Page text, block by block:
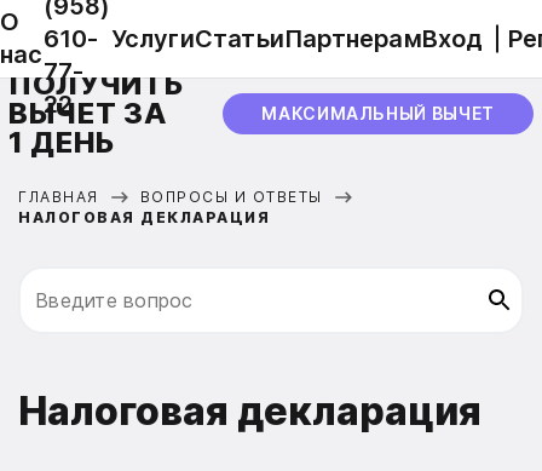
О
нас
610-
77-
22
УслугиСтатьиПартнерамВход
ПОЛУЧИТЬ
ВЫЧЕТ ЗА
1 ДЕНЬ
МАКСИМАЛЬНЫЙ ВЫЧЕТ
ГЛАВНАЯ
ВОПРОСЫ И ОТВЕТЫ
НАЛОГОВАЯ ДЕКЛАРАЦИЯ
Налоговая декларация